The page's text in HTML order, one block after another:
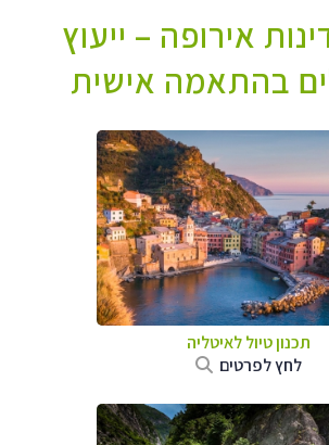
אירופה – ייעוץ
בהתאמה אישית
תכנון טיול לאיטליה
לחץ לפרטים